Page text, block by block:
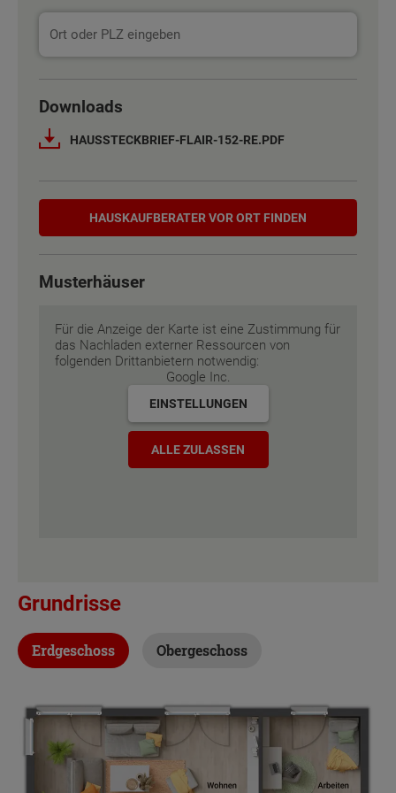
Außenmaße 10.5 m x 8.75 m
Inklusivausstattung
Außenmaße 10.5 m x 8.75 m
Inklusivausstattung
Downloads
HAUSSTECKBRIEF-FLAIR-152-RE.PDF
Hauskaufberater
HAUSKAUF­BERATER VOR ORT FINDEN
Musterhäuser
Für die Anzeige der Karte ist eine Zustimmung für
das Nachladen externer Ressourcen von
folgenden Drittanbietern notwendig:
Google Inc.
EINSTELLUNGEN
ALLE ZULASSEN
Grundrisse
Erdgeschoss Obergeschoss